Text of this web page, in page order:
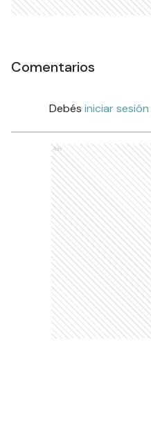
Comentarios
Debés iniciar sesión
Ads